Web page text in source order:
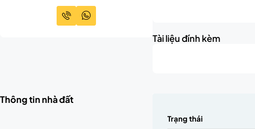
Tài liệu đính kèm
Thông tin nhà đất
Trạng thái